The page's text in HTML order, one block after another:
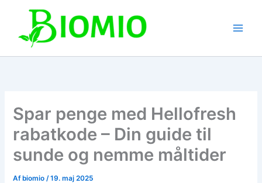
indholdet
Spar penge med Hellofresh
rabatkode – Din guide til
sunde og nemme måltider
Af biomio/19. maj 2025